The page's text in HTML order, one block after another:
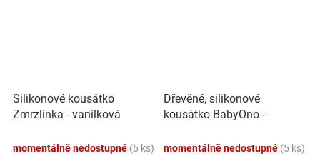
Silikonové kousátko
Zmrzlinka - vanilková
momentálně nedostupné (6 ks)
Dřevěné, silikonové
kousátko BabyOno -
momentálně nedostupné (5 ks)